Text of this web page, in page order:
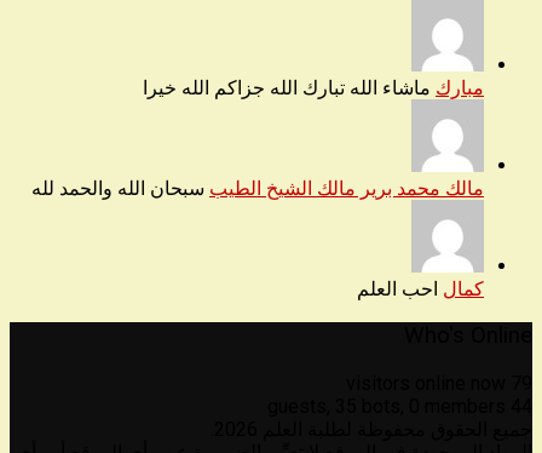
مبارك ماشاء الله تبارك الله جزاكم الله خيرا
مالك محمد برير مالك الشيخ الطيب سبحان الله والحمد لله
كمال احب العلم